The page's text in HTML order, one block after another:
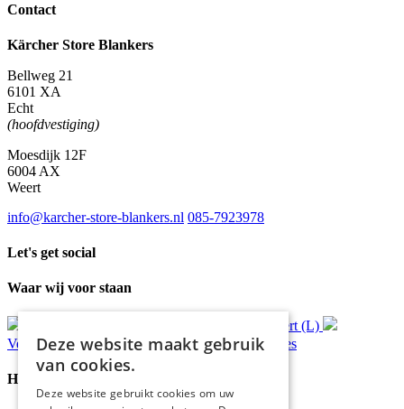
Contact
Kärcher Store Blankers
Bellweg 21
6101 XA
Echt
(hoofdvestiging)
Moesdijk 12F
6004 AX
Weert
info@karcher-store-blankers.nl 085-7923978
Let's get social
Waar wij voor staan
Ophalen in Echt of Weert (L)
Verzondenbinnen 48 uur* Persoonlijk advies
Handige Links
Deze website maakt gebruik
van cookies.
Deze website gebruikt cookies om uw